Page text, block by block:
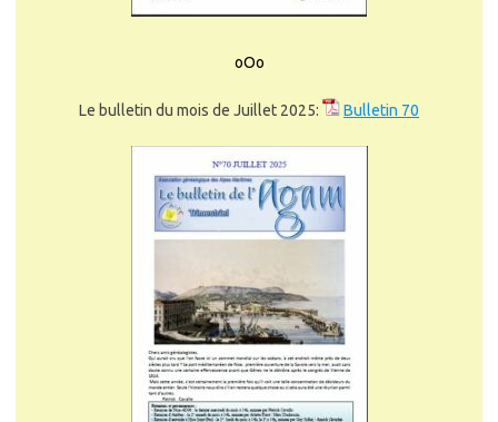
oOo
Le bulletin du mois de Juillet 2025: Bulletin 70